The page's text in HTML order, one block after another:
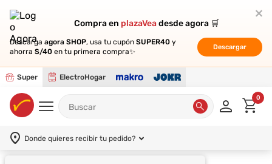
Compra en plazaVeadesde agora 🛒
Descarga agora SHOP, usa tu cupón SUPER40 y
ahorra S/40 en tu primera compra✨
Descargar
Super ElectroHogar
Compra en plazaVeadesde agora 🛒
Descarga agora SHOP, usa tu cupón SUPER40 y
ahorra S/40 en tu primera compra✨
Descargar
0
Donde quieres recibir tu pedido?